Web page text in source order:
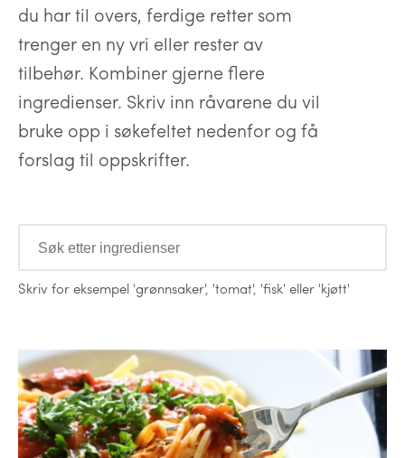
du har til overs, ferdige retter som
trenger en ny vri eller rester av
tilbehør. Kombiner gjerne flere
ingredienser. Skriv inn råvarene du vil
bruke opp i søkefeltet nedenfor og få
forslag til oppskrifter.
Ingredienser
Skriv for eksempel 'grønnsaker', 'tomat', 'fisk' eller 'kjøtt'
Oppskrifter